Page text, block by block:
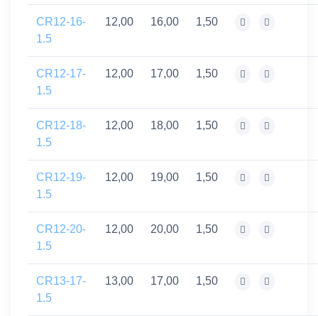
CR12-16-
1.5
12,00 16,00 1,50
CR12-17-
1.5
12,00 17,00 1,50
CR12-18-
1.5
12,00 18,00 1,50
CR12-19-
1.5
12,00 19,00 1,50
CR12-20-
1.5
12,00 20,00 1,50
CR13-17-
1.5
13,00 17,00 1,50